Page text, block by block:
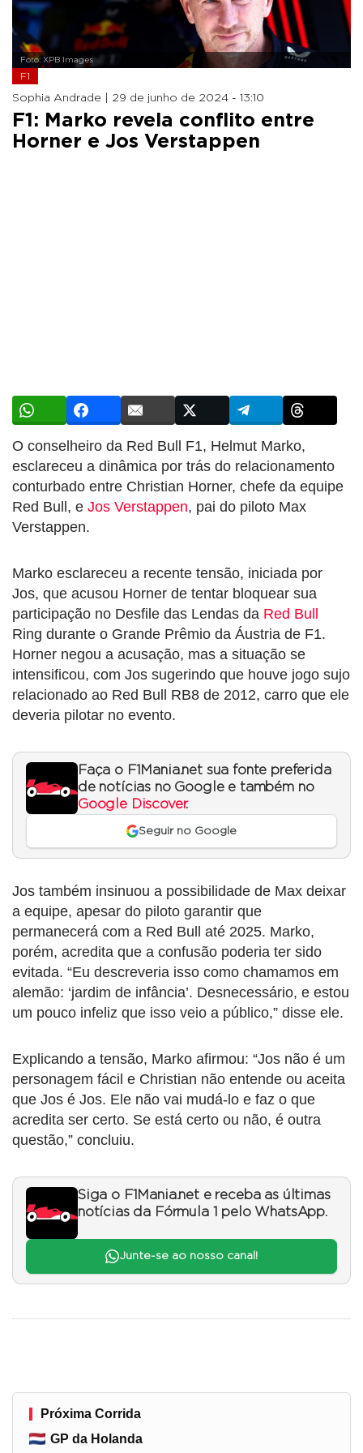
Foto: XPB Images
F1
Sophia Andrade | 29 de junho de 2024 - 13:10
F1: Marko revela conflito entre
Horner e Jos Verstappen
O conselheiro da Red Bull F1, Helmut Marko,
esclareceu a dinâmica por trás do relacionamento
conturbado entre Christian Horner, chefe da equipe
Red Bull, e Jos Verstappen, pai do piloto Max
Verstappen.
Marko esclareceu a recente tensão, iniciada por
Jos, que acusou Horner de tentar bloquear sua
participação no Desfile das Lendas da Red Bull
Ring durante o Grande Prêmio da Áustria de F1.
Horner negou a acusação, mas a situação se
intensificou, com Jos sugerindo que houve jogo sujo
relacionado ao Red Bull RB8 de 2012, carro que ele
deveria pilotar no evento.
Faça o F1Mania.net sua fonte preferida
de notícias no Google e também no
Google Discover.
Seguir no Google
Jos também insinuou a possibilidade de Max deixar
a equipe, apesar do piloto garantir que
permanecerá com a Red Bull até 2025. Marko,
porém, acredita que a confusão poderia ter sido
evitada. “Eu descreveria isso como chamamos em
alemão: ‘jardim de infância’. Desnecessário, e estou
um pouco infeliz que isso veio a público,” disse ele.
Explicando a tensão, Marko afirmou: “Jos não é um
personagem fácil e Christian não entende ou aceita
que Jos é Jos. Ele não vai mudá-lo e faz o que
acredita ser certo. Se está certo ou não, é outra
questão,” concluiu.
Siga o F1Mania.net e receba as últimas
notícias da Fórmula 1 pelo WhatsApp.
Junte-se ao nosso canal!
Próxima Corrida
GP da Holanda